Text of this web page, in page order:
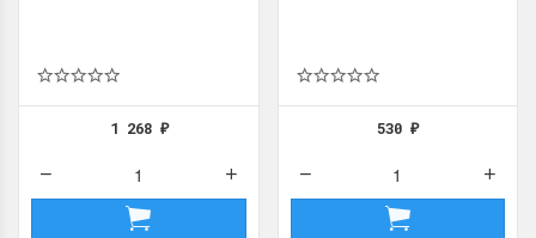
1 268 ₽ 530₽